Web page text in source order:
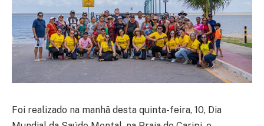
Foi realizado na manhã desta quinta-feira, 10, Dia